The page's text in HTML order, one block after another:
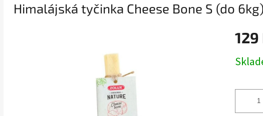
Himalájská tyčinka Cheese Bone S (do 6kg)
129
cena: